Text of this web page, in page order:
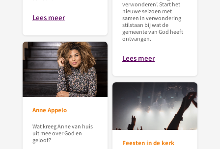
Lees meer
verwonderen’. Start het
nieuwe seizoen met
samen in verwondering
stilstaan bij wat de
gemeente van God heeft
ontvangen.
Lees meer
Anne Appelo
Wat kreeg Anne van huis
uit mee over God en
geloof?
Feesten in de kerk